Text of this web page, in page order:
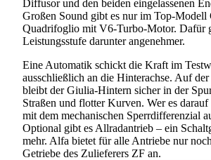
Diffusor und den beiden eingelassenen
Großen Sound gibt es nur im Top-Modell
Quadrifoglio mit V6-Turbo-Motor. Dafür
Leistungsstufe darunter angenehmer.
Eine Automatik schickt die Kraft im
ausschließlich an die Hinterachse. Auf der
bleibt der Giulia-Hintern sicher in der
Straßen und flotter Kurven. Wer es
mit dem mechanischen Sperrdifferenzial
Optional gibt es Allradantrieb – ein
mehr. Alfa bietet für alle Antriebe nur
Getriebe des Zulieferers ZF an.